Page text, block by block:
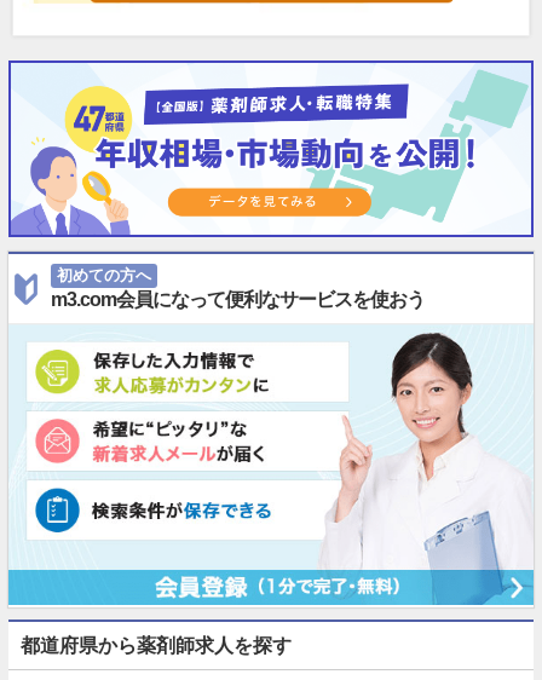
初めての方へ
m3.com会員になって便利なサービスを使おう
都道府県から薬剤師求人を探す